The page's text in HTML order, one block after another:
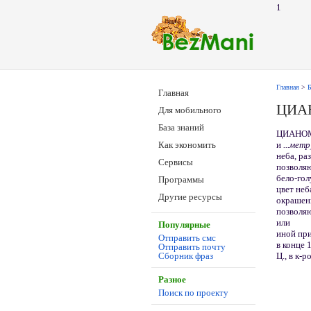
1
Главная
Для мобильного
База знаний
Как экономить
Сервисы
Программы
Другие ресурсы
Популярные
Отправить смс
Отправить почту
Сборник фраз
Разное
Поиск по проекту
Главная >
и
неба,
бело-
цвет
или
иной
в конце
Ц., в к-